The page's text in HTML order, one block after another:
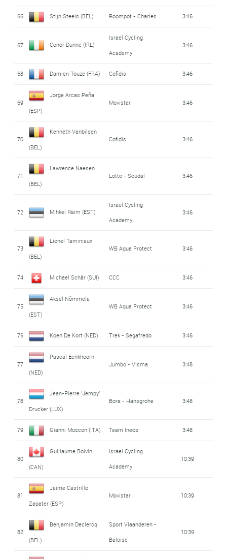
66 Stijn Steels (BEL) Roompot - Charles 3:46
67 Conor Dunne (IRL)
Israel Cycling
Academy
3:46
68 Damien Touzé (FRA) Cofidis 3:46
69
Jorge Arcas Peña
(ESP)
Movistar 3:46
70
Kenneth Vanbilsen
(BEL)
Cofidis 3:46
71
Lawrence Naesen
(BEL)
Lotto - Soudal 3:46
72 Mihkel Räim (EST)
Israel Cycling
Academy
3:46
73
Lionel Taminiaux
(BEL)
WB Aqua Protect 3:46
74 Michael Schär (SUI) CCC 3:46
75
Aksel Nõmmela
(EST)
WB Aqua Protect 3:46
76 Koen De Kort (NED) Trek - Segafredo 3:46
77
Pascal Eenkhoorn
(NED)
Jumbo - Visma 3:48
78
Jean-Pierre 'Jempy'
Drucker (LUX)
Bora - Hansgrohe 3:48
79 Gianni Moscon (ITA) Team Ineos 3:48
80
Guillaume Boivin
(CAN)
Israel Cycling
Academy
10:39
81
Jaime Castrillo
Zapater (ESP)
Movistar 10:39
82
Benjamin Declercq
(BEL)
Sport Vlaanderen -
Baloise
10:39